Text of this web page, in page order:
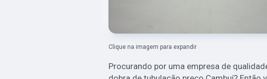
Clique na imagem para expandir
Procurando por uma empresa de